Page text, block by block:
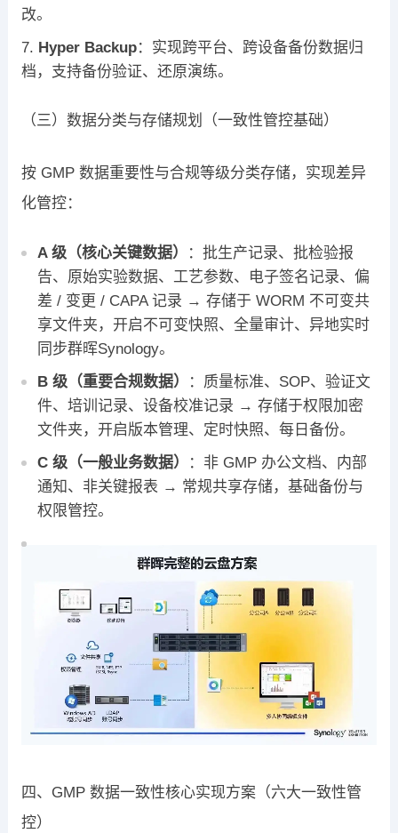
改。
Hyper Backup：实现跨平台、跨设备备份数据归
档，支持备份验证、还原演练。
（三）数据分类与存储规划（一致性管控基础）
按 GMP 数据重要性与合规等级分类存储，实现差异
化管控：
A 级（核心关键数据）
：批生产记录、批检验报
告、原始实验数据、工艺参数、电子签名记录、偏
差 / 变更 / CAPA 记录 → 存储于 WORM 不可变共
享文件夹，开启不可变快照、全量审计、异地实时
同步群晖Synology。
B 级（重要合规数据）
：质量标准、SOP、验证文
件、培训记录、设备校准记录 → 存储于权限加密
文件夹，开启版本管理、定时快照、每日备份。
C 级（一般业务数据）
：非 GMP 办公文档、内部
通知、非关键报表 → 常规共享存储，基础备份与
权限管控。
四、GMP 数据一致性核心实现方案（六大一致性管
控）